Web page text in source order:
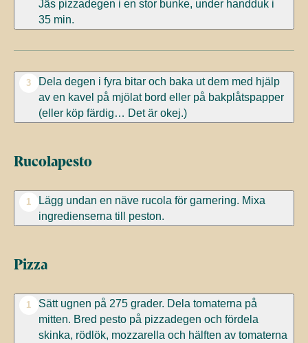
Jäs pizzadegen i en stor bunke, under handduk i
35 min.
3
Dela degen i fyra bitar och baka ut dem med hjälp
av en kavel på mjölat bord eller på bakplåtspapper
(eller köp färdig… Det är okej.)
Rucolapesto
1
Lägg undan en näve rucola för garnering. Mixa
ingredienserna till peston.
Pizza
1
Sätt ugnen på 275 grader. Dela tomaterna på
mitten. Bred pesto på pizzadegen och fördela
skinka, rödlök, mozzarella och hälften av tomaterna